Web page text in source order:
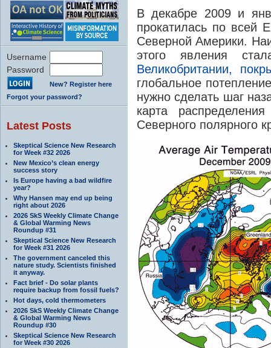
Username
Password
New? Register here
Forgot your password?
Latest Posts
Skeptical Science New Research
for Week #32 2026
New Mexico’s clean energy
success story
Is Europe having a bad wildfire
year?
Why Hansen may end up being
right about 2026
2026 SkS Weekly Climate Change
& Global Warming News
Roundup #31
Skeptical Science New Research
for Week #31 2026
The government canceled this
nature study. Scientists finished
it anyway.
Fact brief - Do solar plants
require backup from fossil fuels?
Hot days, cold thermometers
2026 SkS Weekly Climate Change
& Global Warming News
Roundup #30
Skeptical Science New Research
for Week #30 2026
В декабре 2009 и
прокатилась по всей
Северной Америки.
этого явления
Великобритании,
глобальное
нужно сделать шаг
карта
Северного полярного